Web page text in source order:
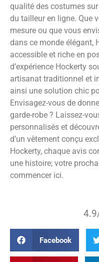
qualité des costumes
du tailleur en ligne. Que
mesure ou que vous
dans ce monde élégant,
accessible et riche en
d’expérience Hockerty
artisanat traditionnel et
ainsi une solution chic
Envisagez-vous de
garde-robe ? Laissez-
personnalisés et
d’un vêtement conçu
Hockerty, chaque avis
une histoire; votre
commencer ici.
Facebook